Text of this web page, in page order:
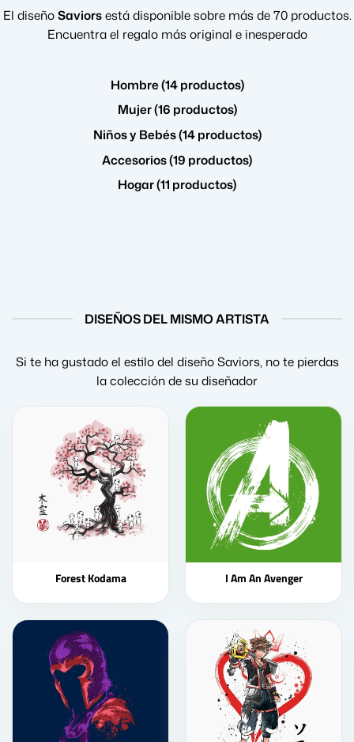
El diseñoSaviorsestá disponible sobre más de 70 productos.
Encuentra el regalo más original e inesperado
Hombre (14 productos)
Mujer (16 productos)
Niños y Bebés (14 productos)
Accesorios (19 productos)
Hogar (11 productos)
DISEÑOS DEL MISMO ARTISTA
Si te ha gustado el estilo del diseño Saviors, no te pierdas
la colección de su diseñador
Forest Kodama I Am An Avenger